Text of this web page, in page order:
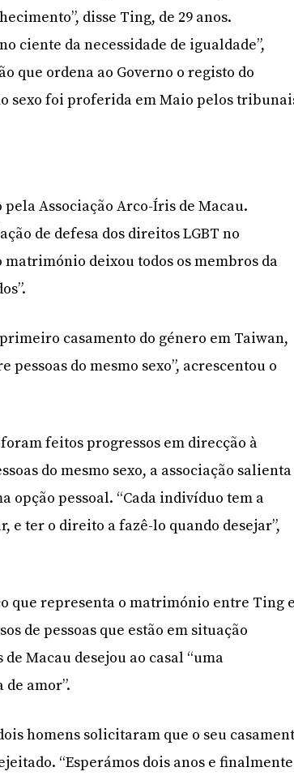
disse Ting, de 29 anos.
ciente da necessidade de igualdade”,
que ordena ao Governo o registo do
sexo foi proferida em Maio pelos
Associação Arco-Íris de Macau.
de defesa dos direitos LGBT no
deixou todos os membros da
casamento do género em Taiwan,
do mesmo sexo”, acrescentou o
feitos progressos em direcção à
do mesmo sexo, a associação salienta
opção pessoal. “Cada indivíduo tem a
e ter o direito a fazê-lo quando desejar”,
que representa o matrimónio entre Ting
de pessoas que estão em situação
Macau desejou ao casal “uma
amor”.
homens solicitaram que o seu
“Esperámos dois anos e finalmente